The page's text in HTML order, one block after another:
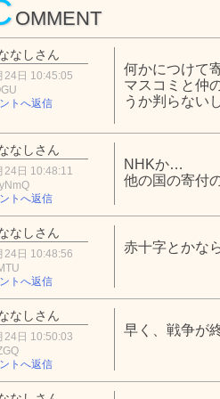
OMMENT
なしさん
24日 10:45:05
トへ返信
何かにつけて
マスコミと仲
うか判らない
なしさん
24日 10:48:11
トへ返信
NHKか…
他の国の寄付
なしさん
24日 10:48:56
トへ返信
赤十字とかな
なしさん
24日 10:50:03
トへ返信
早く、戦争が